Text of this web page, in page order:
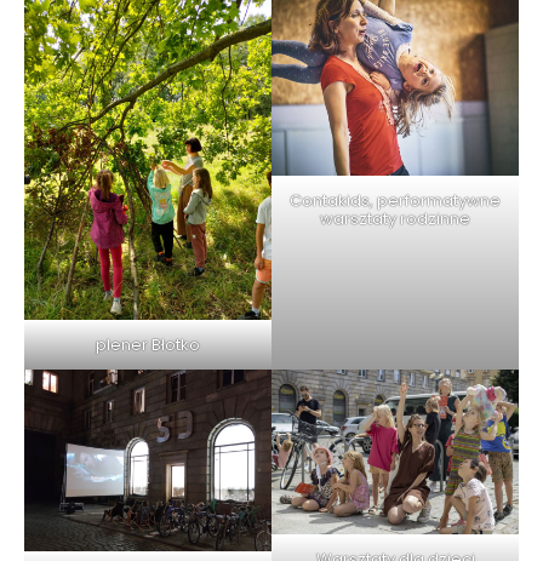
plener Błotko
Contakids, performatywne
warsztaty rodzinne